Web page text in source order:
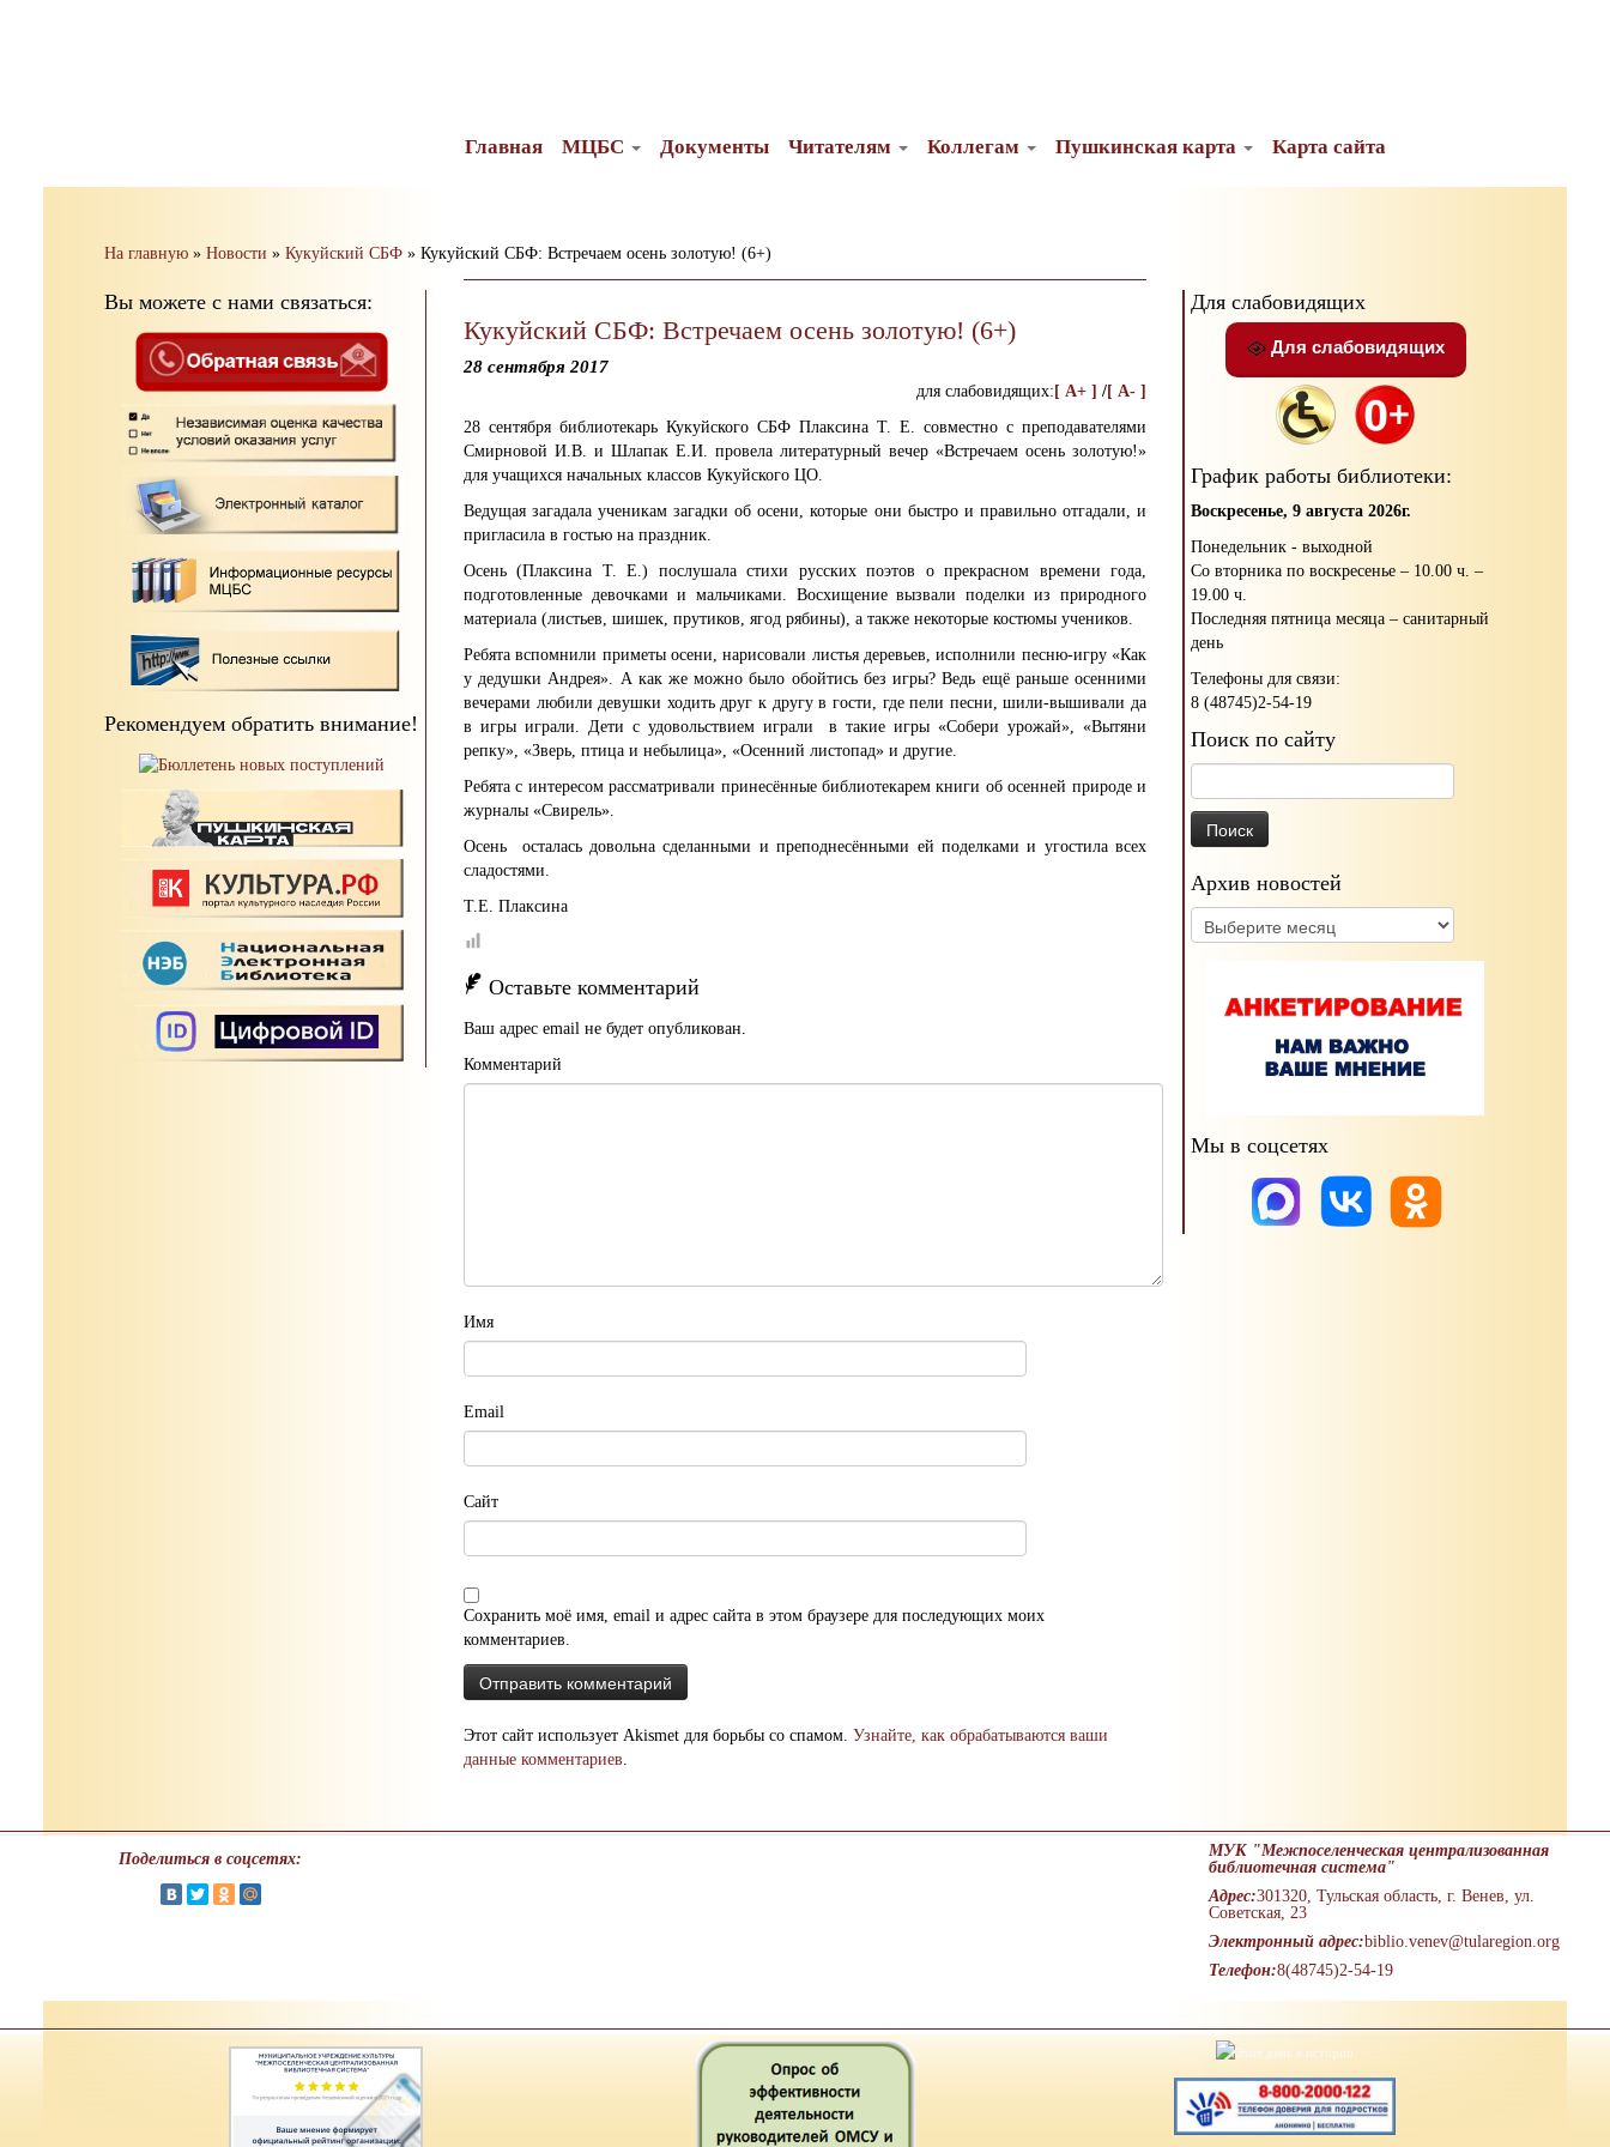
Главная МЦБС Документы Читателям Коллегам Пушкинская карта Карта сайта
На главную » Новости » Кукуйский СБФ » Кукуйский СБФ: Встречаем осень золотую! (6+)
Вы можете с нами связаться:
Рекомендуем обратить внимание!
Кукуйский СБФ: Встречаем осень золотую! (6+)
28 сентября 2017
для слабовидящих: [ A+ ] /[ A- ]
28 сентября библиотекарь Кукуйского СБФ Плаксина Т. Е. совместно с преподавателями
Смирновой И.В. и Шлапак Е.И. провела литературный вечер «Встречаем осень золотую!»
для учащихся начальных классов Кукуйского ЦО.
Ведущая загадала ученикам загадки об осени, которые они быстро и правильно отгадали, и
пригласила в гостью на праздник.
Осень (Плаксина Т. Е.) послушала стихи русских поэтов о прекрасном времени года,
подготовленные девочками и мальчиками. Восхищение вызвали поделки из природного
материала (листьев, шишек, прутиков, ягод рябины), а также некоторые костюмы учеников.
Ребята вспомнили приметы осени, нарисовали листья деревьев, исполнили песню-игру «Как
у дедушки Андрея». А как же можно было обойтись без игры? Ведь ещё раньше осенними
вечерами любили девушки ходить друг к другу в гости, где пели песни, шили-вышивали да
в игры играли. Дети с удовольствием играли в такие игры «Собери урожай», «Вытяни
репку», «Зверь, птица и небылица», «Осенний листопад» и другие.
Ребята с интересом рассматривали принесённые библиотекарем книги об осенней природе и
журналы «Свирель».
Осень осталась довольна сделанными и преподнесёнными ей поделками и угостила всех
сладостями.
Т.Е. Плаксина
Оставьте комментарий
Ваш адрес email не будет опубликован.
Комментарий
Имя
Email
Сайт
Сохранить моё имя, email и адрес сайта в этом браузере для последующих моих
комментариев.
Этот сайт использует Akismet для борьбы со спамом. Узнайте, как обрабатываются ваши
данные комментариев.
Для слабовидящих
Для слабовидящих
График работы библиотеки:
Воскресенье, 9 августа 2026г.
Понедельник - выходной
Со вторника по воскресенье – 10.00 ч. –
19.00 ч.
Последняя пятница месяца – санитарный
день
Телефоны для связи:
8 (48745)2-54-19
Поиск по сайту
Архив новостей
Архив
новостей
Мы в соцсетях
Поделиться в соцсетях:
МУК "Межпоселенческая централизованная
библиотечная система"
Адрес:301320, Тульская область, г. Венев, ул.
Советская, 23
Электронный адрес:biblio.venev@tularegion.org
Телефон:8(48745)2-54-19